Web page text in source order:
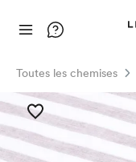
Toutes les chemises